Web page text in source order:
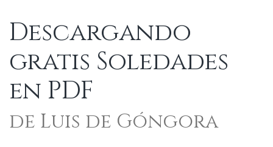
Descargando
gratis Soledades
en PDF
de Luis de Góngora